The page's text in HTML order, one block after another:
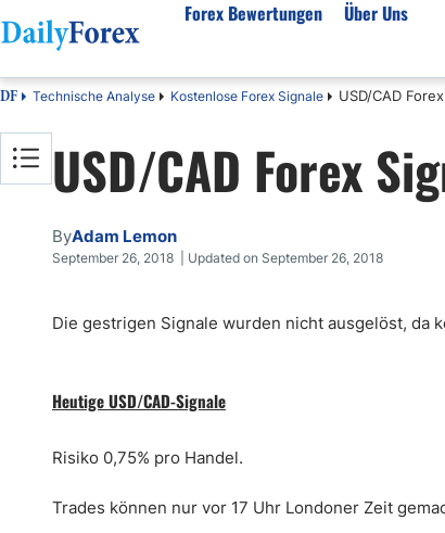
Forex Bewertungen
FX Broker Bewertungen
Automatischer Forex Handel
Forex Broker Wählen
Mehr unter Rezensionen
Vollständige Brokerliste
Über Uns
Über uns
Redaktionelle Richtlinien
Wie wir Geld verdienen
Unsere Methodik
Warum uns vertrauen?
DF Technische Analyse Kostenlose Forex Signale USD/CAD
USD/CAD Forex
ByAdam Lemon
September 26, 2018 | Updated on September 26, 2018
Die gestrigen Signale wurden nicht ausgelöst, da
Heutige USD/CAD-Signale
Risiko 0,75% pro Handel.
Trades können nur vor 17 Uhr Londoner Zeit